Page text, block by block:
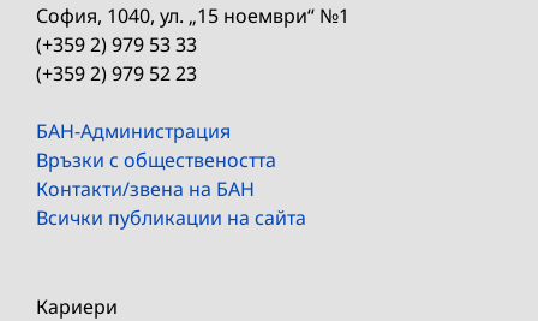
София, 1040, ул. „15 ноември“ №1
(+359 2) 979 53 33
(+359 2) 979 52 23
БАН-Администрация
Връзки с обществеността
Контакти/звена на БАН
Всички публикации на сайта
Кариери